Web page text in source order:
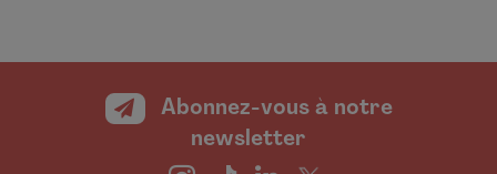
Abonnez-vous à notre
newsletter